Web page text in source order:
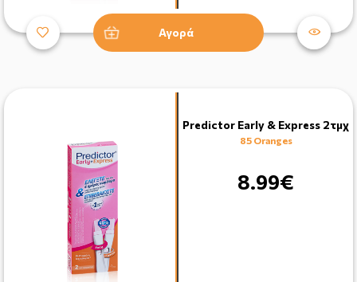
Αγορά
Predictor Early & Express 2τμχ
85 Oranges
8.99€